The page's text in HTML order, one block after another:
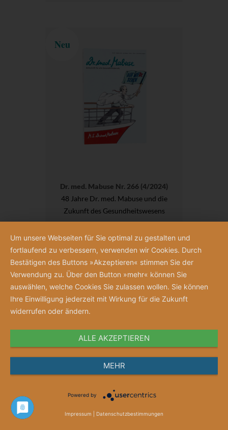
Neu
Dr. med. Mabuse Nr. 266 (4/2024)
48 Jahre Dr. med. Mabuse und die
Zukunft des Gesundheitswesens
Um unsere Webseiten für Sie optimal zu gestalten und
fortlaufend zu verbessern, verwenden wir Cookies. Durch
Bestätigen des Buttons »Akzeptieren« stimmen Sie der
Verwendung zu. Über den Button »mehr« können Sie
auswählen, welche Cookies Sie zulassen wollen. Sie können
Ihre Einwilligung jederzeit mit Wirkung für die Zukunft
widerrufen oder ändern.
ALLE AKZEPTIEREN
MEHR
Powered by
Impressum Datenschutzbestimmungen